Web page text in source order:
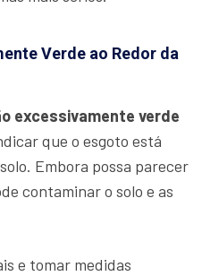
Verde ao Redor da
excessivamente verde
que o esgoto está
Embora possa parecer
contaminar o solo e as
e tomar medidas